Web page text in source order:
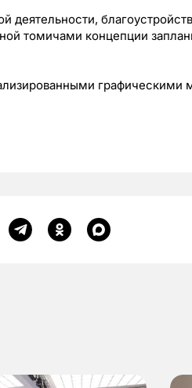
деятельности,
томичами концепции
графическими